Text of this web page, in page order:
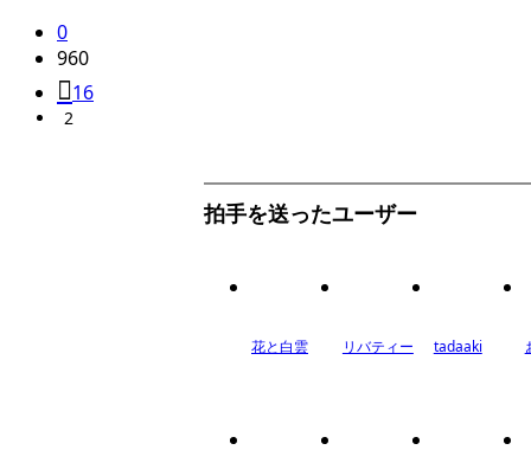
0
960
16
2
拍手を送ったユーザー
花と白雲 リバティー tadaaki